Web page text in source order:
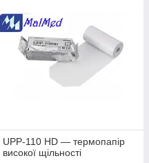
UPP-110 HD — термопапір
високої щільності